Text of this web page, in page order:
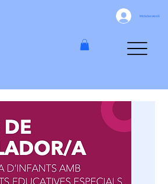
Inicia la sessió